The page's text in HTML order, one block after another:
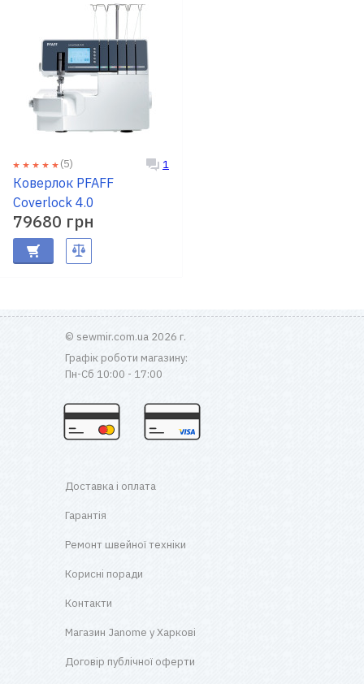
(5) 1
Коверлок PFAFF
Coverlock 4.0
79680 грн
© sewmir.com.ua 2026 г.
Графік роботи магазину:
Пн-Сб 10:00 - 17:00
Доставка і оплата
Гарантія
Ремонт швейної техніки
Корисні поради
Контакти
Магазин Janome у Харкові
Договір публічної оферти